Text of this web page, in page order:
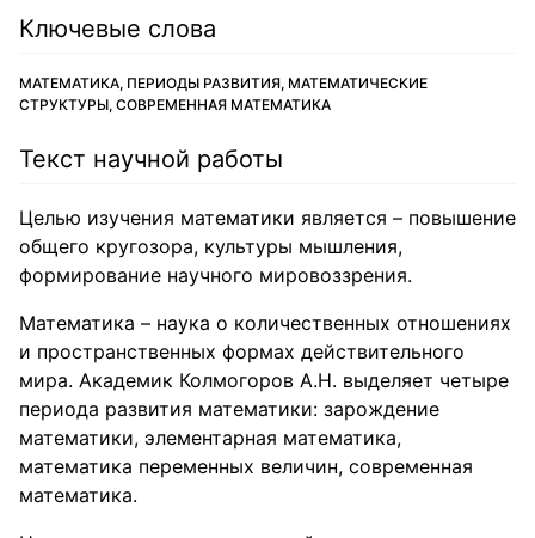
Ключевые слова
МАТЕМАТИКА, ПЕРИОДЫ РАЗВИТИЯ, МАТЕМАТИЧЕСКИЕ
СТРУКТУРЫ, СОВРЕМЕННАЯ МАТЕМАТИКА
Текст научной работы
Целью изучения математики является – повышение
общего кругозора, культуры мышления,
формирование научного мировоззрения.
Математика – наука о количественных отношениях
и пространственных формах действительного
мира. Академик Колмогоров А.Н. выделяет четыре
периода развития математики: зарождение
математики, элементарная математика,
математика переменных величин, современная
математика.